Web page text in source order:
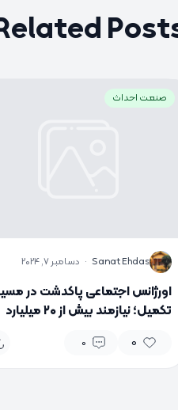
صنعت احداث
S
Sanat Ehdas
· دسامبر 7, 2024
اورژانس اجتماعی پاکدشت در
تکمیل؛ نیازمند بیش از ۲۰ میلیارد
0
0